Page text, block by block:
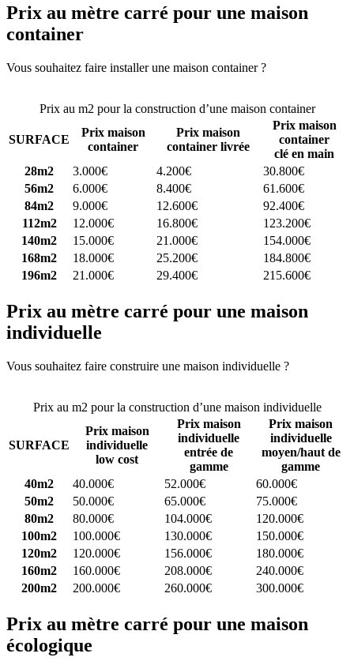
Prix au mètre carré pour une maison
container
Vous souhaitez faire installer une maison container ?
Prix au m2 pour la construction d’une maison container
SURFACE
Prix maison
container
Prix maison
container livrée
Prix maison
container
clé en main
28m2
3.000€ 4.200€
30.800€
56m2
6.000€ 8.400€
61.600€
84m2
9.000€ 12.600€
92.400€
112m2
12.000€ 16.800€
123.200€
140m2
15.000€ 21.000€
154.000€
168m2
18.000€ 25.200€
184.800€
196m2
21.000€ 29.400€ 215.600€
Prix au mètre carré pour une maison
individuelle
Vous souhaitez faire construire une maison individuelle ?
Prix au m2 pour la construction d’une maison individuelle
SURFACE
Prix maison
individuelle
low cost
Prix maison
individuelle
entrée de
gamme
Prix maison
individuelle
moyen/haut de
gamme
40m2
40.000€ 52.000€
60.000€
50m2
50.000€ 65.000€
75.000€
80m2
80.000€ 104.000€
120.000€
100m2
100.000€ 130.000€
150.000€
120m2
120.000€ 156.000€
180.000€
160m2
160.000€ 208.000€
240.000€
200m2
200.000€ 260.000€ 300.000€
Prix au mètre carré pour une maison
écologique